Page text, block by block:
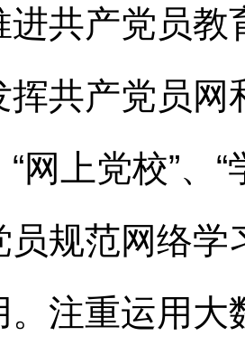
进共产党员教
挥共产党员网
“网上党校”、
员规范网络学
。注重运用大